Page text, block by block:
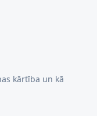
kārtība un kā